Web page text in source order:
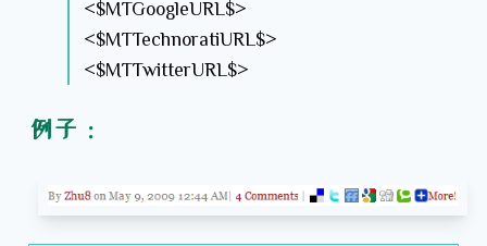
<$MTGoogleURL$>
<$MTTechnoratiURL$>
<$MTTwitterURL$>
例子：